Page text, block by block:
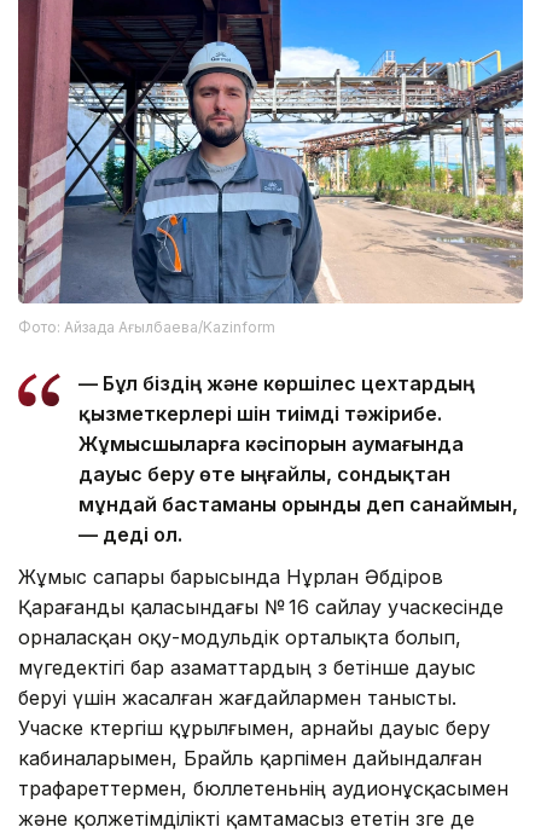
Фото: Айзада Ағылбаева/Kazinform
— Бұл біздің және көршілес цехтардың
қызметкерлері үшін тиімді тәжірибе.
Жұмысшыларға кәсіпорын аумағында
дауыс беру өте ыңғайлы, сондықтан
мұндай бастаманы орынды деп санаймын,
— деді ол.
Жұмыс сапары барысында Нұрлан Әбдіров
Қарағанды қаласындағы № 16 сайлау учаскесінде
орналасқан оқу-модульдік орталықта болып,
мүгедектігі бар азаматтардың өз бетінше дауыс
беруі үшін жасалған жағдайлармен танысты.
Учаске көтергіш құрылғымен, арнайы дауыс беру
кабиналарымен, Брайль қарпімен дайындалған
трафареттермен, бюллетеньнің аудионұсқасымен
және қолжетімділікті қамтамасыз ететін өзге де